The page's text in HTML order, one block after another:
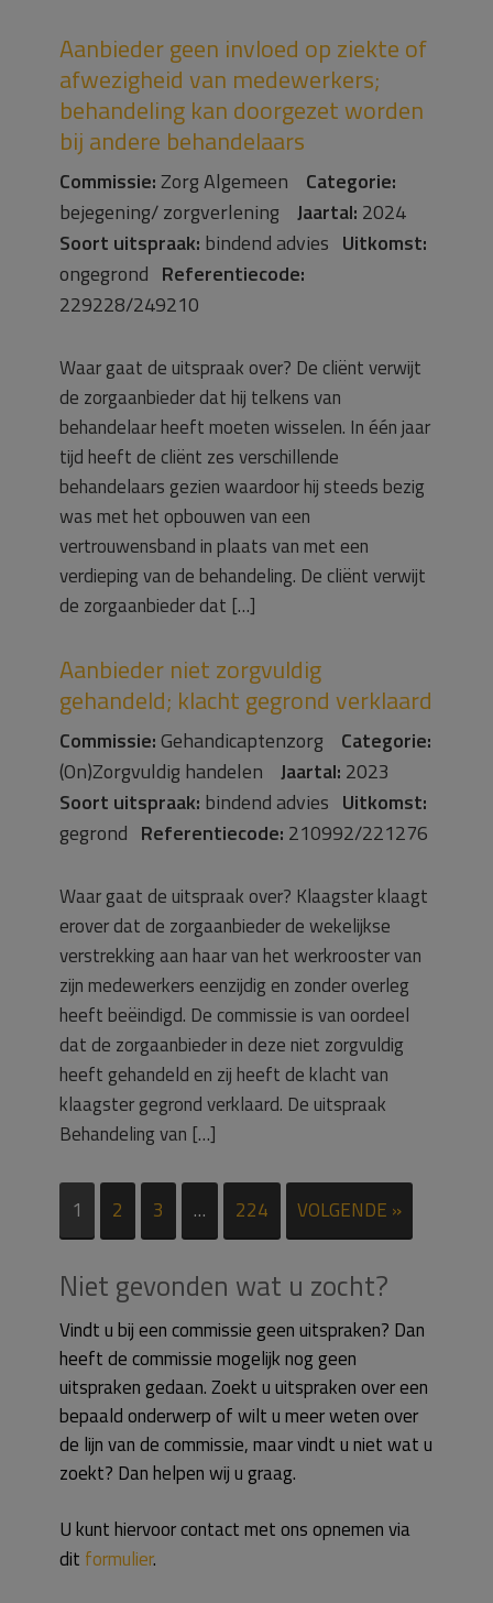
Aanbieder geen invloed op ziekte of
afwezigheid van medewerkers;
behandeling kan doorgezet worden
bij andere behandelaars
Commissie:Zorg Algemeen Categorie:
bejegening/ zorgverlening Jaartal: 2024
Soort uitspraak: bindend advies Uitkomst:
ongegrond Referentiecode:
229228/249210
Waar gaat de uitspraak over? De cliënt verwijt
de zorgaanbieder dat hij telkens van
behandelaar heeft moeten wisselen. In één jaar
tijd heeft de cliënt zes verschillende
behandelaars gezien waardoor hij steeds bezig
was met het opbouwen van een
vertrouwensband in plaats van met een
verdieping van de behandeling. De cliënt verwijt
de zorgaanbieder dat […]
Aanbieder niet zorgvuldig
gehandeld; klacht gegrond verklaard
Commissie:Gehandicaptenzorg Categorie:
(On)Zorgvuldig handelen Jaartal: 2023
Soort uitspraak: bindend advies Uitkomst:
gegrond Referentiecode: 210992/221276
Waar gaat de uitspraak over? Klaagster klaagt
erover dat de zorgaanbieder de wekelijkse
verstrekking aan haar van het werkrooster van
zijn medewerkers eenzijdig en zonder overleg
heeft beëindigd. De commissie is van oordeel
dat de zorgaanbieder in deze niet zorgvuldig
heeft gehandeld en zij heeft de klacht van
klaagster gegrond verklaard. De uitspraak
Behandeling van […]
1 2 3 … 224 VOLGENDE »
Niet gevonden wat u zocht?
Vindt u bij een commissie geen uitspraken? Dan
heeft de commissie mogelijk nog geen
uitspraken gedaan. Zoekt u uitspraken over een
bepaald onderwerp of wilt u meer weten over
de lijn van de commissie, maar vindt u niet wat u
zoekt? Dan helpen wij u graag.
U kunt hiervoor contact met ons opnemen via
dit formulier.